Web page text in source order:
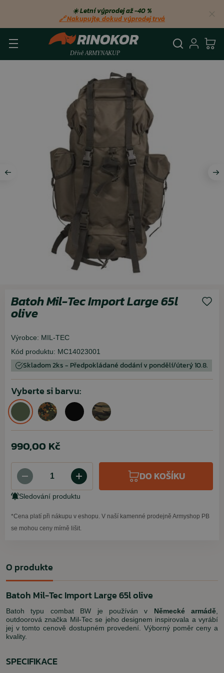
☀️ Letní výprodej až −40 %
🔗 Nakupujte, dokud výprodej trvá
Batoh Mil-Tec Import Large 65l
olive
Výrobce: MIL-TEC
Kód produktu: MC14023001
Skladom 2ks - Předpokládané dodání v pondělí/úterý 10.8.
Vyberte si barvu:
990,00 Kč
DO KOŠÍKU
Sledování produktu
*Cena platí při nákupu v eshopu. V naší kamenné prodejně Armyshop PB
se mohou ceny mírně lišit.
O produkte
Batoh Mil-Tec Import Large 65l olive
Batoh typu combat BW je používán v Německé armádě
outdoorová značka Mil-Tec se jeho designem inspirovala a vyrábí
jej v tomto cenově dostupném provedení. Výborný poměr ceny a
kvality.
SPECIFIKACE